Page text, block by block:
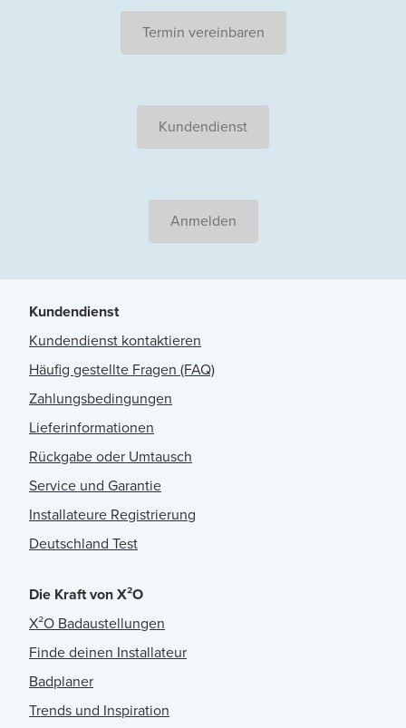
Termin vereinbaren
Kundendienst
Anmelden
Kundendienst
Kundendienst kontaktieren
Häufig gestellte Fragen (FAQ)
Zahlungsbedingungen
Lieferinformationen
Rückgabe oder Umtausch
Service und Garantie
Installateure Registrierung
Deutschland Test
Die Kraft von X²O
X²O Badaustellungen
Finde deinen Installateur
Badplaner
Trends und Inspiration